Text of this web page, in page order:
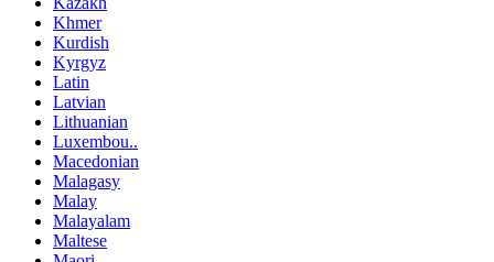
Khmer
Kurdish
Kyrgyz
Latin
Latvian
Lithuanian
Luxembou..
Macedonian
Malagasy
Malay
Malayalam
Maltese